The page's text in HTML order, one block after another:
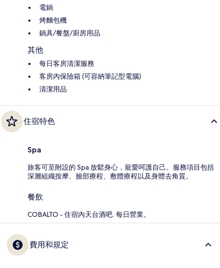
電鍋
烤麵包機
鍋具/餐盤/廚房用品
其他
每日客房清潔服務
客房內保險箱 (可容納筆記型電腦)
清潔用品
住宿特色
Spa
旅客可至附設的 Spa 放鬆身心，寵愛呵護自己。服務項目包括
深層組織按摩、臉部療程、敷體療程以及身體去角質。
餐飲
COBALTO - 住宿內天台酒吧. 每日營業。
費用和規定